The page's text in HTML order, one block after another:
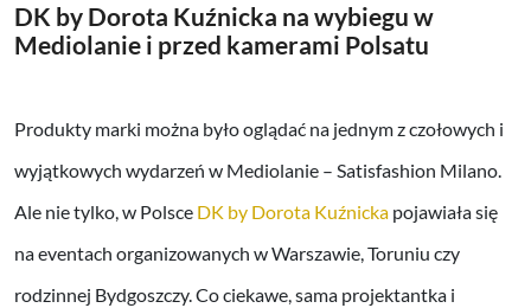
DK by Dorota Kuźnicka na wybiegu w
Mediolanie i przed kamerami Polsatu
Produkty marki można było oglądać na jednym z czołowych i
wyjątkowych wydarzeń w Mediolanie – Satisfashion Milano.
Ale nie tylko, w Polsce DK by Dorota Kuźnicka pojawiała się
na eventach organizowanych w Warszawie, Toruniu czy
rodzinnej Bydgoszczy. Co ciekawe, sama projektantka i